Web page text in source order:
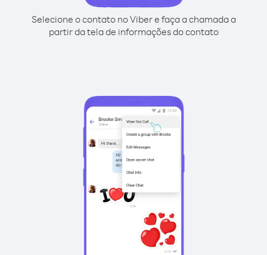
Selecione o contato no Viber e faça a chamada a
partir da tela de informações do contato